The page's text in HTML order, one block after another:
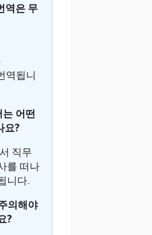
역은 무
역됩니
는 어떤
요?
직무
를 떠나
니다.
의해야
?